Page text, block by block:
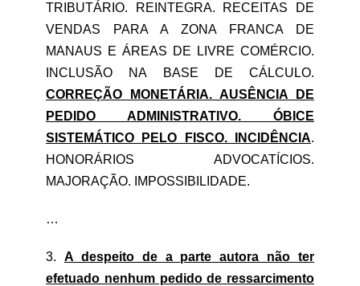
TRIBUTÁRIO. REINTEGRA. RECEITAS DE
VENDAS PARA A ZONA FRANCA DE
MANAUS E ÁREAS DE LIVRE COMÉRCIO.
INCLUSÃO NA BASE DE CÁLCULO.
CORREÇÃO MONETÁRIA. AUSÊNCIA DE
PEDIDO ADMINISTRATIVO. ÓBICE
SISTEMÁTICO PELO FISCO. INCIDÊNCIA.
HONORÁRIOS ADVOCATÍCIOS.
MAJORAÇÃO. IMPOSSIBILIDADE.
…
3. A despeito de a parte autora não ter
efetuado nenhum pedido de ressarcimento